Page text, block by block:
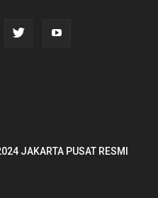
JAKARTA PUSAT RESMI